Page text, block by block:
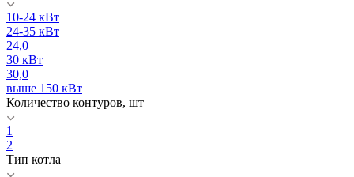
10-24 кВт
24-35 кВт
24,0
30 кВт
30,0
выше 150 кВт
Количество контуров, шт
1
2
Тип котла